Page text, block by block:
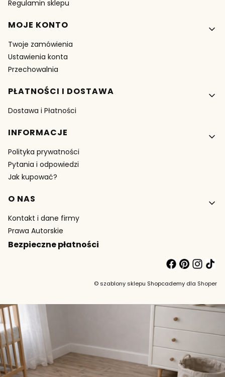
Regulamin sklepu
MOJE KONTO
Twoje zamówienia
Ustawienia konta
Przechowalnia
PŁATNOŚCI I DOSTAWA
Dostawa i Płatności
INFORMACJE
Polityka prywatności
Pytania i odpowiedzi
Jak kupować?
O NAS
Kontakt i dane firmy
Prawa Autorskie
Bezpieczne płatności
©szablony sklepu Shopcademy dla Shoper